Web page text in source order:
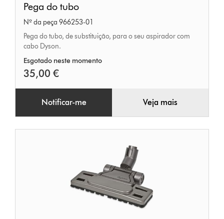
do
tubo
Pega do tubo
Nº da peça 966253-01
Pega do tubo, de substituição, para o seu aspirador com
cabo Dyson.
Esgotado neste momento
35,00 €
Notificar-me Veja mais